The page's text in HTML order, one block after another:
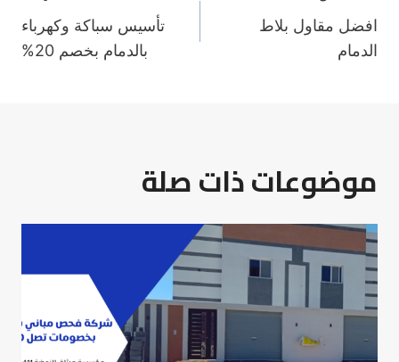
المقالات
افضل مقاول بلاط
الدمام
تأسيس سباكة وكهرباء
بالدمام بخصم 20%
موضوعات ذات صلة